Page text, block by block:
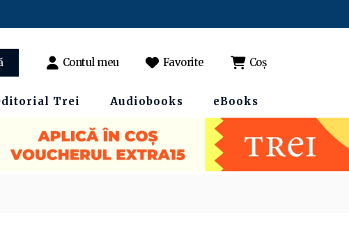
Contul meu Favorite Coș
Trei Audiobooks eBooks